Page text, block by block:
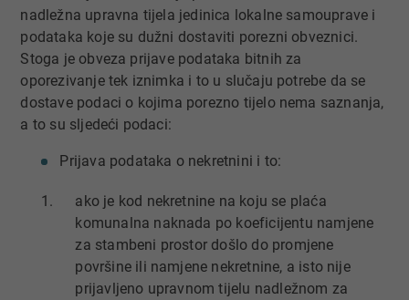
nadležna upravna tijela jedinica lokalne samouprave i
podataka koje su dužni dostaviti porezni obveznici.
Stoga je obveza prijave podataka bitnih za
oporezivanje tek iznimka i to u slučaju potrebe da se
dostave podaci o kojima porezno tijelo nema saznanja,
a to su sljedeći podaci:
Prijava podataka o nekretnini i to:
ako je kod nekretnine na koju se plaća
komunalna naknada po koeficijentu namjene
za stambeni prostor došlo do promjene
površine ili namjene nekretnine, a isto nije
prijavljeno upravnom tijelu nadležnom za